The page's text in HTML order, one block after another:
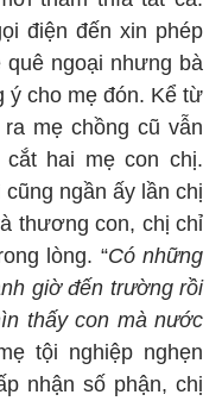
điện đến xin phép
quê ngoại nhưng bà
ý cho mẹ đón. Kể từ
mẹ chồng cũ vẫn
hai mẹ con chị.
ngần ấy lần chị
thương con, chị chỉ
lòng. “Có những
giờ đến trường rồi
thấy con mà nước
tội nghiệp nghẹn
nhận số phận, chị